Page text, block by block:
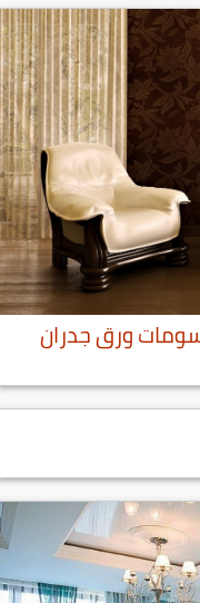
اشكال ورسومات ورق جدران